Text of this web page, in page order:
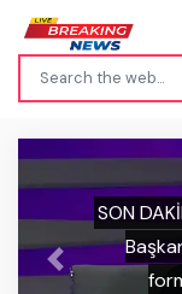
Previous